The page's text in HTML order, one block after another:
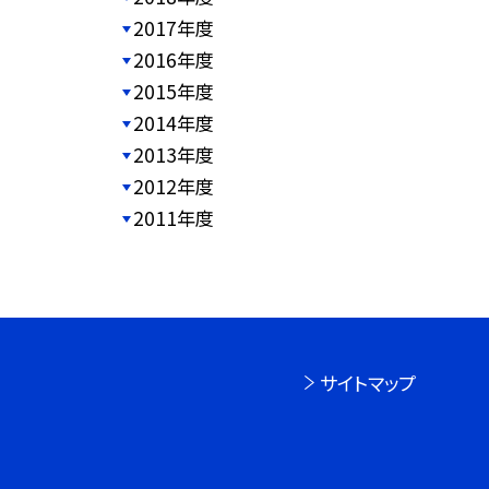
2017年度
2016年度
2015年度
2014年度
2013年度
2012年度
2011年度
サイトマップ